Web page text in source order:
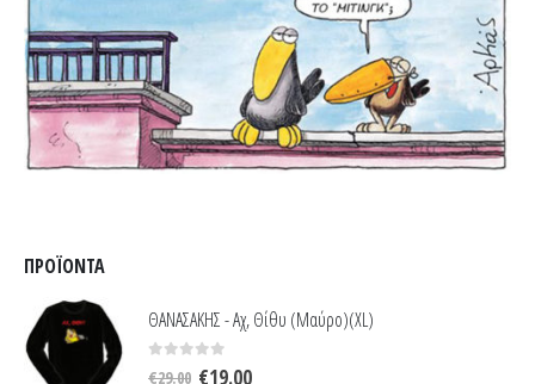
ΠΡΟΪΌΝΤΑ
ΘΑΝΑΣΑΚΗΣ - Αχ, Θίθυ (Μαύρο)(XL)
out of 5
€29.00 Original
€19.00Η